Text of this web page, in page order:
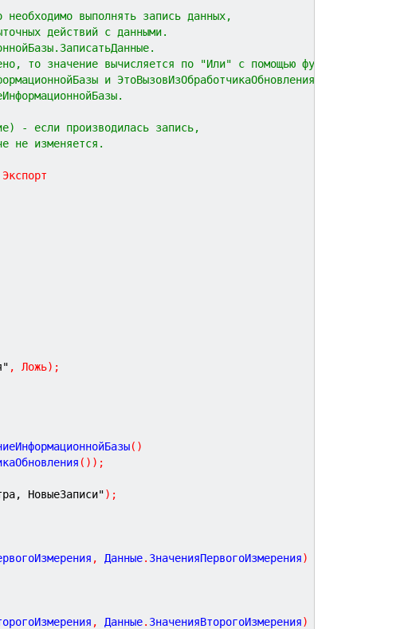
выполнять запись данных,
действий с данными.
вычисляется по "Или" с помощью функций
и ЭтоВызовИзОбработчикаОбновления
если производилась запись,
изменяется.
Экспорт
, Ложь) ;
( )
( ) ) ;
НовыеЗаписи") ;
, Данные. ЗначенияПервогоИзмерения)
, Данные. ЗначенияВторогоИзмерения)